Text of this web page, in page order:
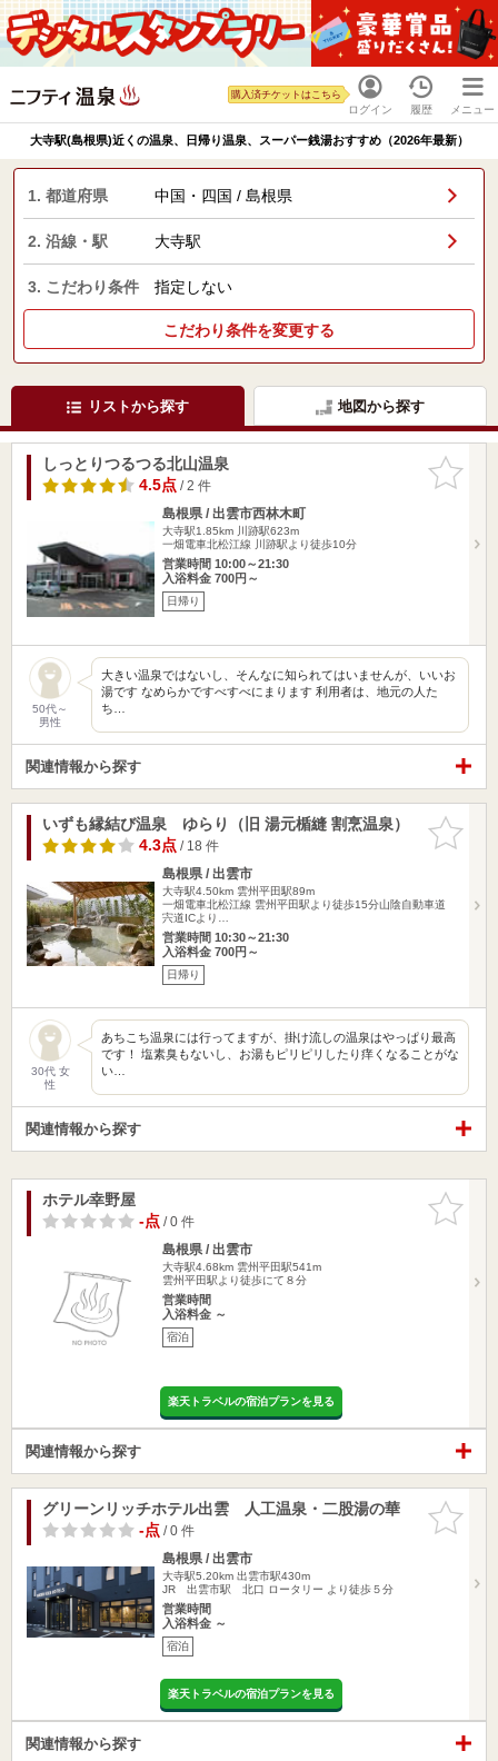
ログイン
購入済チケットはこちら
履歴 メニュー
大寺駅(島根県)近くの温泉、日帰り温泉、スーパー銭湯おすすめ（2026年最新）
1. 都道府県 中国・四国 / 島根県
2. 沿線・駅 大寺駅
3. こだわり条件 指定しない
こだわり条件を変更する
リストから探す 地図から探す
お気に入
りに追加
しっとりつるつる北山温泉
4.5点/ 2 件
島根県 / 出雲市西林木町
大寺駅1.85km
川跡駅623m
一畑電車北松江線 川跡駅より徒歩10分
営業時間 10:00～21:30
入浴料金 700円～
日帰り
50代～
男性
大きい温泉ではないし、そんなに知られてはいませんが、いいお
湯です なめらかですべすべにまります 利用者は、地元の人た
ち…
関連情報から探す
お気に入
りに追加
いずも縁結び温泉 ゆらり（旧 湯元楯縫 割烹温泉）
4.3点/ 18 件
島根県 / 出雲市
大寺駅4.50km 雲州平田駅89m
一畑電車北松江線 雲州平田駅より徒歩15分山陰自動車道
宍道ICより…
営業時間 10:30～21:30
入浴料金 700円～
日帰り
30代 女
性
あちこち温泉には行ってますが、掛け流しの温泉はやっぱり最高
です！ 塩素臭もないし、お湯もピリピリしたり痒くなることがな
い…
関連情報から探す
お気に入
りに追加
ホテル幸野屋
-点/ 0 件
島根県 / 出雲市
大寺駅4.68km 雲州平田駅541m
雲州平田駅より徒歩にて８分
営業時間
入浴料金 ～
宿泊
楽天トラベルの宿泊プランを見る
関連情報から探す
お気に入
りに追加
グリーンリッチホテル出雲 人工温泉・二股湯の華
-点/ 0 件
島根県 / 出雲市
大寺駅5.20km 出雲市駅430m
JR 出雲市駅 北口 ロータリー より徒歩５分
営業時間
入浴料金 ～
宿泊
楽天トラベルの宿泊プランを見る
関連情報から探す